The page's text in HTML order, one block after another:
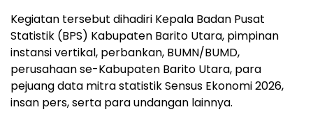
Kegiatan tersebut dihadiri Kepala Badan Pusat
Statistik (BPS) Kabupaten Barito Utara, pimpinan
instansi vertikal, perbankan, BUMN/BUMD,
perusahaan se-Kabupaten Barito Utara, para
pejuang data mitra statistik Sensus Ekonomi 2026,
insan pers, serta para undangan lainnya.